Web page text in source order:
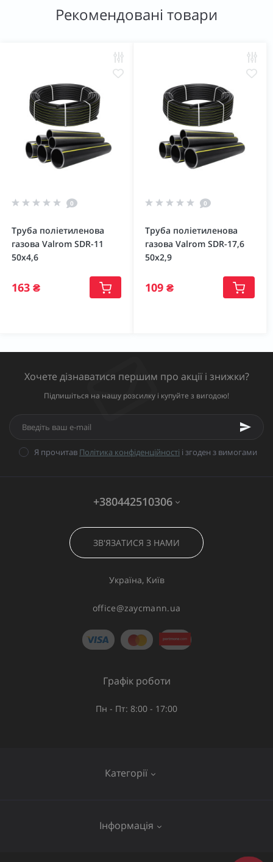
Рекомендовані товари
0
Труба поліетиленова
газова Valrom SDR-11
50х4,6
163 ₴
0
Труба поліетиленова
газова Valrom SDR-17,6
50х2,9
109 ₴
Хочете дізнаватися першим про акції і знижки?
Підпишіться на нашу розсилку і купуйте з вигодою!
Я прочитав Політика конфіденційності і згоден з вимогами
+380442510306
ЗВ'ЯЗАТИСЯ З НАМИ
Україна, Київ
office@zaycmann.ua
Категорії
Інформація
Графік роботи
Пн - Пт: 8:00 - 17:00